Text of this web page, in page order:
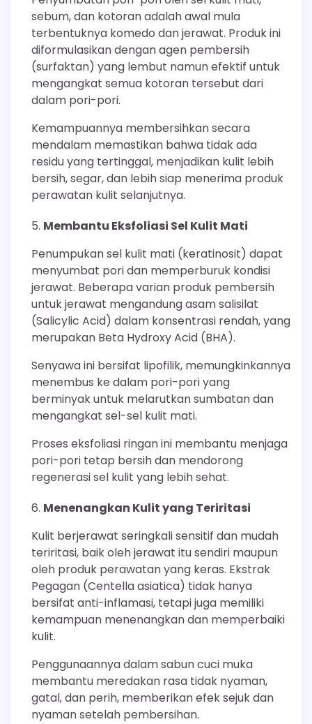
sebum, dan kotoran adalah awal mula
terbentuknya komedo dan jerawat. Produk ini
diformulasikan dengan agen pembersih
(surfaktan) yang lembut namun efektif untuk
mengangkat semua kotoran tersebut dari
dalam pori-pori.
Kemampuannya membersihkan secara
mendalam memastikan bahwa tidak ada
residu yang tertinggal, menjadikan kulit lebih
bersih, segar, dan lebih siap menerima produk
perawatan kulit selanjutnya.
Membantu Eksfoliasi Sel Kulit Mati
Penumpukan sel kulit mati (keratinosit) dapat
menyumbat pori dan memperburuk kondisi
jerawat. Beberapa varian produk pembersih
untuk jerawat mengandung asam salisilat
(Salicylic Acid) dalam konsentrasi rendah, yang
merupakan Beta Hydroxy Acid (BHA).
Senyawa ini bersifat lipofilik, memungkinkannya
menembus ke dalam pori-pori yang
berminyak untuk melarutkan sumbatan dan
mengangkat sel-sel kulit mati.
Proses eksfoliasi ringan ini membantu menjaga
pori-pori tetap bersih dan mendorong
regenerasi sel kulit yang lebih sehat.
Menenangkan Kulit yang Teriritasi
Kulit berjerawat seringkali sensitif dan mudah
teriritasi, baik oleh jerawat itu sendiri maupun
oleh produk perawatan yang keras. Ekstrak
Pegagan (Centella asiatica) tidak hanya
bersifat anti-inflamasi, tetapi juga memiliki
kemampuan menenangkan dan memperbaiki
kulit.
Penggunaannya dalam sabun cuci muka
membantu meredakan rasa tidak nyaman,
gatal, dan perih, memberikan efek sejuk dan
nyaman setelah pembersihan.